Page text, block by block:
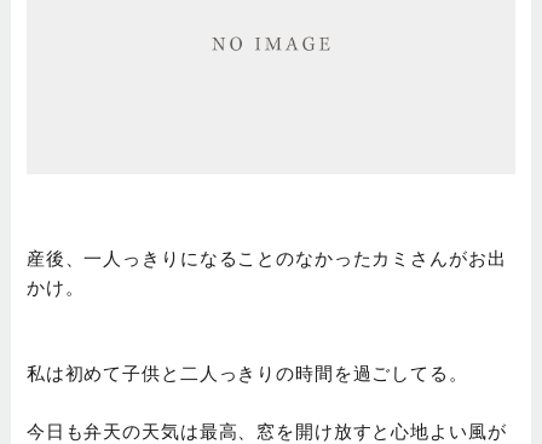
産後、一人っきりになることのなかったカミさんがお出
かけ。
私は初めて子供と二人っきりの時間を過ごしてる。
今日も弁天の天気は最高、窓を開け放すと心地よい風が